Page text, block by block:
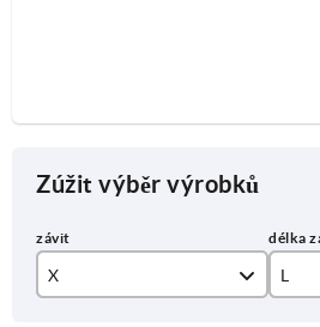
Zúžit výběr výrobků
X L